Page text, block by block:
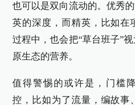
也可以是双向流动的。优秀
英的深度，而精英，比如在
过程中，也会把“草台班子”
原生态的营养。
值得警惕的或许是，门槛
控，比如为了流量，编故事